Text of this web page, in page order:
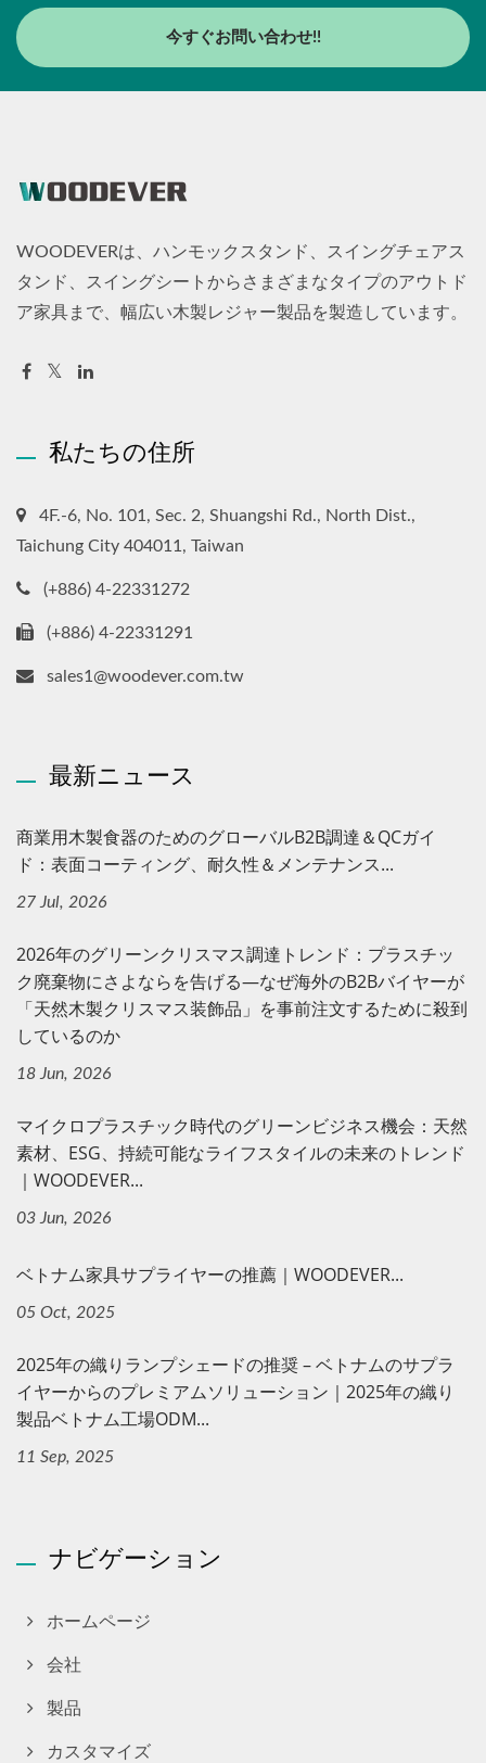
今すぐお問い合わせ!!
WOODEVERは、ハンモックスタンド、スイングチェアス
タンド、スイングシートからさまざまなタイプのアウトド
ア家具まで、幅広い木製レジャー製品を製造しています。
私たちの住所
4F.-6, No. 101, Sec. 2, Shuangshi Rd., North Dist.,
Taichung City 404011, Taiwan
(+886) 4-22331272
(+886) 4-22331291
sales1@woodever.com.tw
最新ニュース
商業用木製食器のためのグローバルB2B調達＆QCガイ
ド：表面コーティング、耐久性＆メンテナンス...
27 Jul, 2026
2026年のグリーンクリスマス調達トレンド：プラスチッ
ク廃棄物にさよならを告げる—なぜ海外のB2Bバイヤーが
「天然木製クリスマス装飾品」を事前注文するために殺到
しているのか
18 Jun, 2026
マイクロプラスチック時代のグリーンビジネス機会：天然
素材、ESG、持続可能なライフスタイルの未来のトレンド
｜WOODEVER...
03 Jun, 2026
ベトナム家具サプライヤーの推薦｜WOODEVER...
05 Oct, 2025
2025年の織りランプシェードの推奨 – ベトナムのサプラ
イヤーからのプレミアムソリューション｜2025年の織り
製品ベトナム工場ODM...
11 Sep, 2025
ナビゲーション
ホームページ
会社
製品
カスタマイズ